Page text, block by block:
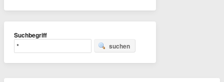
Suchbegriff
suchen